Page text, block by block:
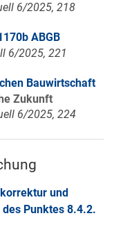
6/2025, 218
ABGB
6/2025, 221
Bauwirtschaft
Zukunft
6/2025, 224
und
Punktes 8.4.2.